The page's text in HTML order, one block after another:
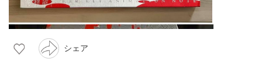
シェア